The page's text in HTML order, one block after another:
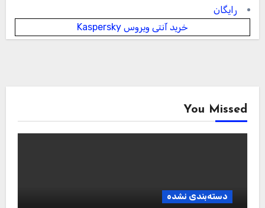
رایگان
خرید آنتی ویروس Kaspersky
You Missed
دسته‌بندی نشده